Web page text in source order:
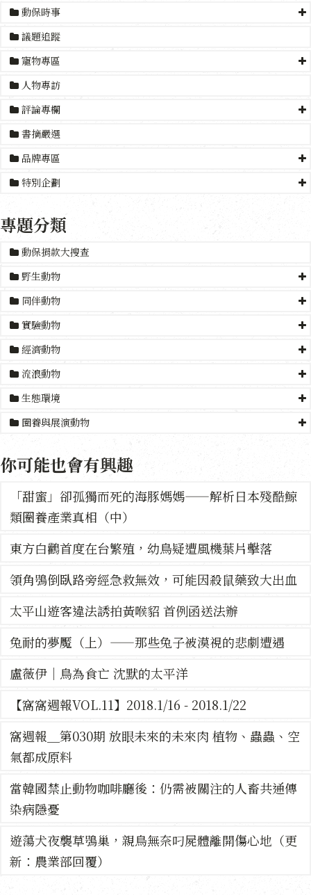
動保時事
議題追蹤
寵物專區
人物專訪
評論專欄
書摘嚴選
品牌專區
特別企劃
專題分類
動保捐款大搜查
野生動物
同伴動物
實驗動物
經濟動物
流浪動物
生態環境
圈養與展演動物
你可能也會有興趣
「甜蜜」卻孤獨而死的海豚媽媽——解析日本殘酷鯨
類圈養產業真相（中）
東方白鸛首度在台繁殖，幼鳥疑遭風機葉片擊落
領角鴞倒臥路旁經急救無效，可能因殺鼠藥致大出血
太平山遊客違法誘拍黃喉貂 首例函送法辦
兔耐的夢魘（上）——那些兔子被漠視的悲劇遭遇
盧薇伊｜鳥為食亡 沈默的太平洋
【窩窩週報VOL.11】2018.1/16 - 2018.1/22
窩週報＿第030期 放眼未來的未來肉 植物、蟲蟲、空
氣都成原料
當韓國禁止動物咖啡廳後：仍需被關注的人畜共通傳
染病隱憂
遊蕩犬夜襲草鴞巢，親鳥無奈叼屍體離開傷心地（更
新：農業部回覆）